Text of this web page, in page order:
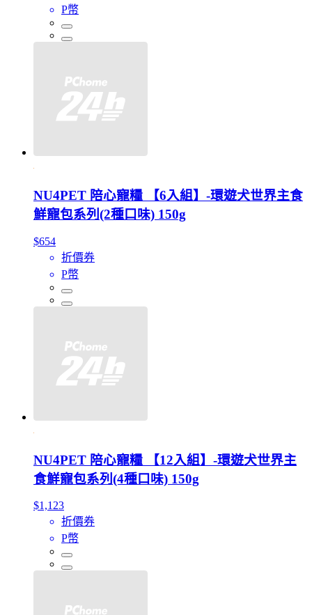
P幣
NU4PET 陪心寵糧 【6入組】-環遊犬世界主食
鮮寵包系列(2種口味) 150g
$654
折價券
P幣
NU4PET 陪心寵糧 【12入組】-環遊犬世界主
食鮮寵包系列(4種口味) 150g
$1,123
折價券
P幣